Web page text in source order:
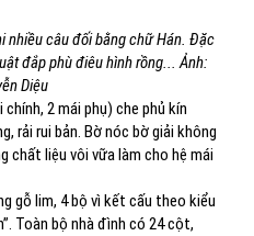
nhiều câu đối bằng chữ Hán. Đặc
đắp phù điêu hình rồng... Ảnh:
Diệu
2 mái phụ) che phủ kín
rải rui bản. Bờ nóc bờ giải không
chất liệu vôi vữa làm cho hệ mái
gỗ lim, 4 bộ vì kết cấu theo kiểu
Toàn bộ nhà đình có 24 cột,